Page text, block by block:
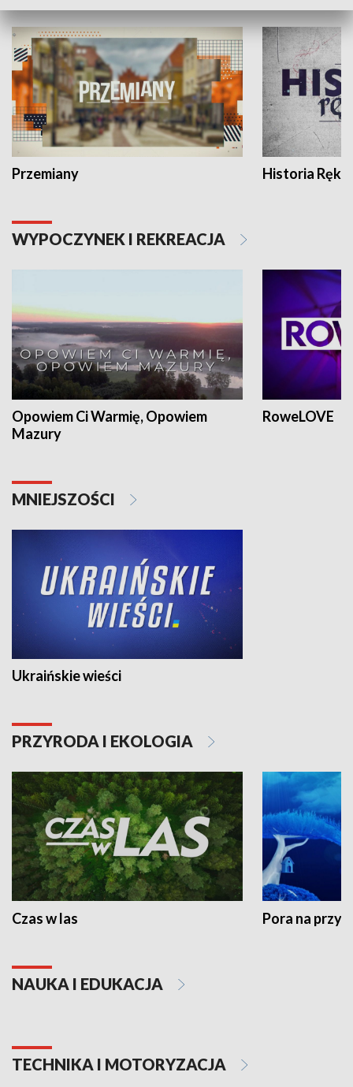
Przemiany Historia Ręką
WYPOCZYNEK I REKREACJA
Opowiem Ci Warmię, Opowiem
Mazury
RoweLOVE
MNIEJSZOŚCI
Ukraińskie wieści
PRZYRODA I EKOLOGIA
Czas w las Pora na
NAUKA I EDUKACJA
TECHNIKA I MOTORYZACJA